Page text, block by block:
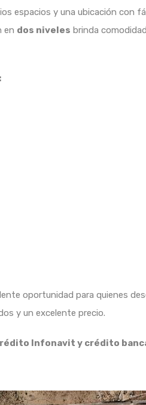
espacios y una ubicación con
en dos niveles brinda
oportunidad para quienes
y un excelente precio.
Infonavit y crédito